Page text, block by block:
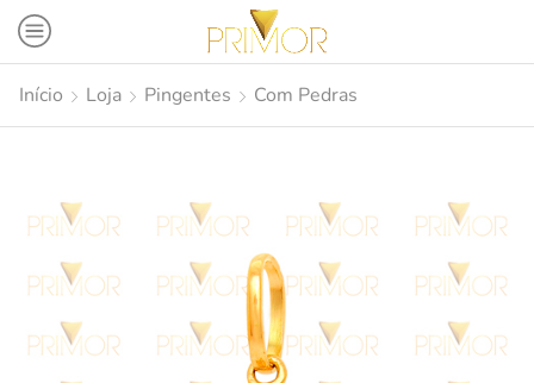
Início Loja Pingentes Com Pedras